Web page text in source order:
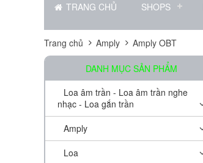
TRANG CHỦ SHOPS
Trang chủ Amply Amply OBT
DANH MỤC SẢN PHẨM
Loa âm trần - Loa âm trần nghe
nhạc - Loa gắn trần
Amply
Loa